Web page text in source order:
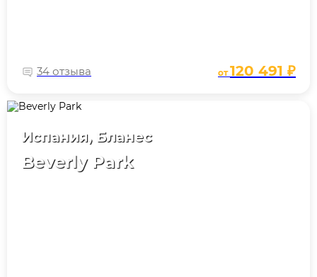
34 отзыва от120 491 ₽
Испания, Бланес
Beverly Park